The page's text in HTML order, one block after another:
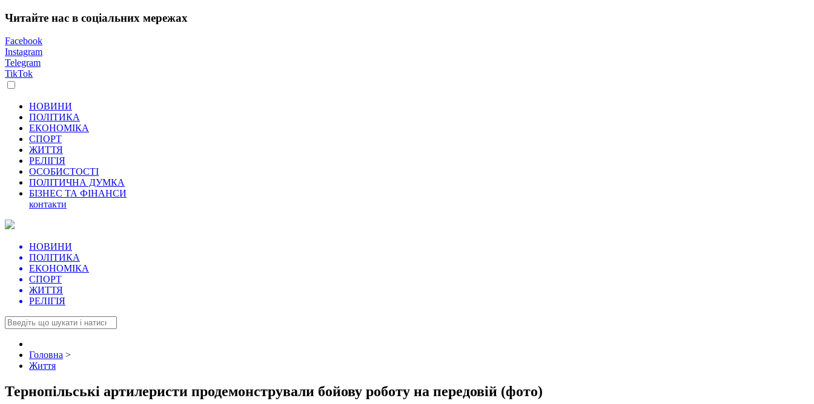
Читайте нас в соціальних мережах
Facebook
Instagram
Telegram
TikTok
НОВИНИ
ПОЛІТИКА
ЕКОНОМІКА
СПОРТ
ЖИТТЯ
РЕЛІГІЯ
ОСОБИСТОСТІ
ПОЛІТИЧНА ДУМКА
БІЗНЕС ТА ФІНАНСИ
контакти
НОВИНИ
ПОЛІТИКА
ЕКОНОМІКА
СПОРТ
ЖИТТЯ
РЕЛІГІЯ
Головна >
Життя
Тернопільські артилеристи продемонстрували бойову роботу на передовій (фото)